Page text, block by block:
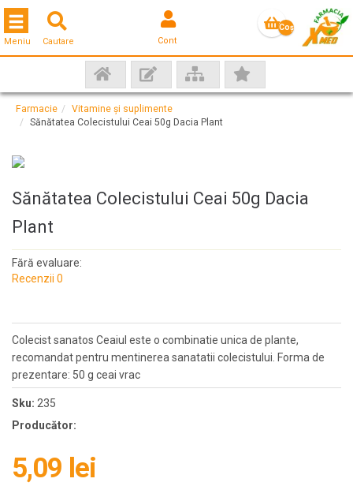
Cautare Cont
Coş
Toggle navigation
Meniu
Farmacie
Vitamine și suplimente
Sănătatea Colecistului Ceai 50g Dacia Plant
Sănătatea Colecistului Ceai 50g Dacia
Plant
Fără evaluare:
Recenzii 0
Colecist sanatos Ceaiul este o combinatie unica de plante,
recomandat pentru mentinerea sanatatii colecistului. Forma de
prezentare: 50 g ceai vrac
Sku: 235
Producător:
5,09 lei